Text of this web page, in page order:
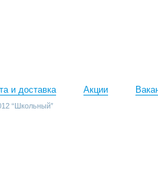
и доставка Акции
“Школьный”